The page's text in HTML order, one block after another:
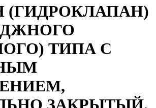
(ГИДРОКЛАПАН)
ТИПА С